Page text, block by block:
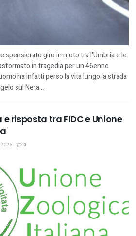
spensierato giro in moto tra l'Umbria e le
in tragedia per un 46enne
ha infatti perso la vita lungo la strada
sul Nera...
risposta tra FIDC e Unione
2026 0